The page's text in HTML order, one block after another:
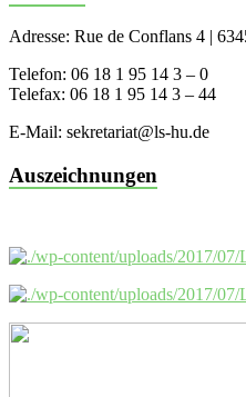
Adresse: Rue de Conflans 4 |
Telefon: 06 18 1 95 14 3 – 0
Telefax: 06 18 1 95 14 3 – 44
E-Mail: sekretariat@ls-hu.de
Auszeichnungen